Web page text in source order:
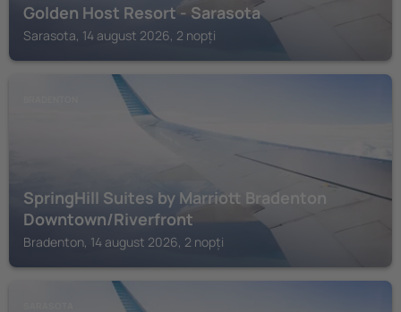
Golden Host Resort - Sarasota
Sarasota, 14 august 2026, 2 nopți
SpringHill Suites by Marriott Bradenton
Downtown/Riverfront
Bradenton, 14 august 2026, 2 nopți